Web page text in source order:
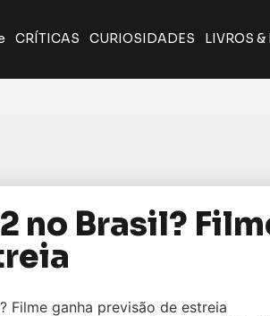
CRÍTICAS CURIOSIDADES LIVROS &
no Brasil?